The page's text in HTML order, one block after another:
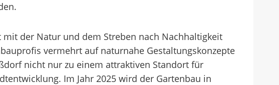
der Natur und dem Streben nach Nachhaltigkeit
vermehrt auf naturnahe Gestaltungskonzepte
nicht nur zu einem attraktiven Standort für
Im Jahr 2025 wird der Gartenbau in